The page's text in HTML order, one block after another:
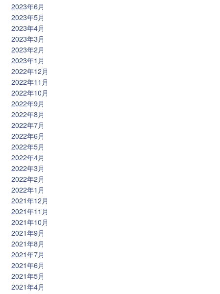
2023年6月
2023年5月
2023年4月
2023年3月
2023年2月
2023年1月
2022年12月
2022年11月
2022年10月
2022年9月
2022年8月
2022年7月
2022年6月
2022年5月
2022年4月
2022年3月
2022年2月
2022年1月
2021年12月
2021年11月
2021年10月
2021年9月
2021年8月
2021年7月
2021年6月
2021年5月
2021年4月